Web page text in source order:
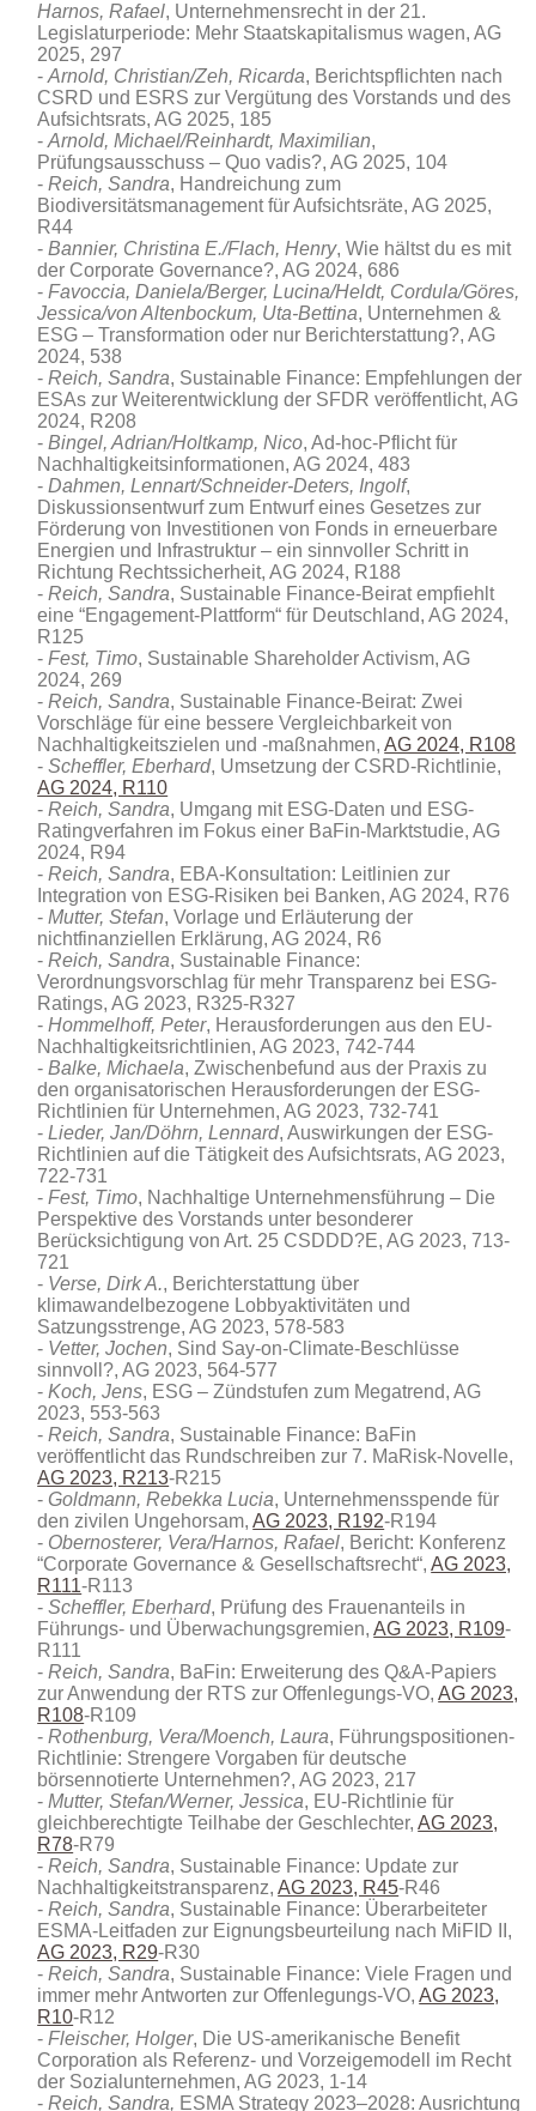
Harnos, Rafael, Unternehmensrecht in der 21.
Legislaturperiode: Mehr Staatskapitalismus wagen, AG
2025, 297
Arnold, Christian/Zeh, Ricarda, Berichtspflichten nach
CSRD und ESRS zur Vergütung des Vorstands und des
Aufsichtsrats, AG 2025, 185
Arnold, Michael/Reinhardt,Maximilian,
Prüfungsausschuss – Quo vadis?, AG 2025, 104
Reich, Sandra, Handreichung zum
Biodiversitätsmanagement für Aufsichtsräte, AG 2025,
R44
Bannier, Christina E./Flach, Henry, Wie hältst du es mit
der Corporate Governance?, AG 2024, 686
Favoccia, Daniela/Berger, Lucina/Heldt, Cordula/Göres,
Jessica/von Altenbockum, Uta-Bettina, Unternehmen &
ESG – Transformation oder nur Berichterstattung?, AG
2024, 538
Reich, Sandra, Sustainable Finance: Empfehlungen der
ESAs zur Weiterentwicklung der SFDR veröffentlicht, AG
2024, R208
Bingel, Adrian/Holtkamp, Nico, Ad-hoc-Pflicht für
Nachhaltigkeitsinformationen, AG 2024, 483
Dahmen, Lennart/Schneider-Deters, Ingolf,
Diskussionsentwurf zum Entwurf eines Gesetzes zur
Förderung von Investitionen von Fonds in erneuerbare
Energien und Infrastruktur – ein sinnvoller Schritt in
Richtung Rechtssicherheit, AG 2024, R188
Reich, Sandra, Sustainable Finance-Beirat empfiehlt
eine “Engagement-Plattform“ für Deutschland, AG 2024,
R125
Fest, Timo, Sustainable Shareholder Activism, AG
2024, 269
Reich, Sandra, Sustainable Finance-Beirat: Zwei
Vorschläge für eine bessere Vergleichbarkeit von
Nachhaltigkeitszielen und -maßnahmen,AG 2024, R108
Scheffler, Eberhard, Umsetzung der CSRD-Richtlinie,
AG 2024, R110
Reich, Sandra, Umgang mit ESG-Daten und ESG-
Ratingverfahren im Fokus einer BaFin-Marktstudie, AG
2024, R94
Reich, Sandra, EBA-Konsultation: Leitlinien zur
Integration von ESG-Risiken bei Banken, AG 2024, R76
Mutter, Stefan, Vorlage und Erläuterung der
nichtfinanziellen Erklärung, AG 2024, R6
Reich, Sandra, Sustainable Finance:
Verordnungsvorschlag für mehr Transparenz bei ESG-
Ratings, AG 2023, R325-R327
Hommelhoff, Peter, Herausforderungen aus den EU-
Nachhaltigkeitsrichtlinien, AG 2023, 742-744
Balke, Michaela, Zwischenbefund aus der Praxis zu
den organisatorischen Herausforderungen der ESG-
Richtlinien für Unternehmen, AG 2023, 732-741
Lieder, Jan/Döhrn, Lennard, Auswirkungen der ESG-
Richtlinien auf die Tätigkeit des Aufsichtsrats, AG 2023,
722-731
Fest, Timo, Nachhaltige Unternehmensführung – Die
Perspektive des Vorstands unter besonderer
Berücksichtigung von Art. 25 CSDDD?E, AG 2023, 713-
721
Verse, Dirk A., Berichterstattung über
klimawandelbezogene Lobbyaktivitäten und
Satzungsstrenge, AG 2023, 578-583
Vetter, Jochen, Sind Say-on-Climate-Beschlüsse
sinnvoll?, AG 2023, 564-577
Koch, Jens, ESG – Zündstufen zum Megatrend, AG
2023, 553-563
Reich, Sandra, Sustainable Finance: BaFin
veröffentlicht das Rundschreiben zur 7. MaRisk-Novelle,
AG 2023, R213-R215
Goldmann, Rebekka Lucia, Unternehmensspende für
den zivilen Ungehorsam,AG 2023, R192-R194
Obernosterer, Vera/Harnos, Rafael, Bericht: Konferenz
“Corporate Governance & Gesellschaftsrecht“,AG 2023,
R111-R113
Scheffler, Eberhard, Prüfung des Frauenanteils in
Führungs- und Überwachungsgremien,AG 2023, R109-
R111
Reich, Sandra, BaFin: Erweiterung des Q&A-Papiers
zur Anwendung der RTS zur Offenlegungs-VO,AG 2023,
R108-R109
Rothenburg, Vera/Moench, Laura, Führungspositionen-
Richtlinie: Strengere Vorgaben für deutsche
börsennotierte Unternehmen?, AG 2023, 217
Mutter, Stefan/Werner, Jessica, EU-Richtlinie für
gleichberechtigte Teilhabe der Geschlechter,AG 2023,
R78-R79
Reich, Sandra, Sustainable Finance: Update zur
Nachhaltigkeitstransparenz,AG 2023, R45-R46
Reich, Sandra, Sustainable Finance: Überarbeiteter
ESMA-Leitfaden zur Eignungsbeurteilung nach MiFID II,
AG 2023, R29-R30
Reich, Sandra, Sustainable Finance: Viele Fragen und
immer mehr Antworten zur Offenlegungs-VO,AG 2023,
R10-R12
Fleischer, Holger, Die US-amerikanische Benefit
Corporation als Referenz- und Vorzeigemodell im Recht
der Sozialunternehmen, AG 2023, 1-14
Reich, Sandra, ESMA Strategy 2023–2028: Ausrichtung